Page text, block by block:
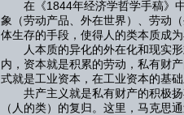
在《1844年经济学哲学手稿》中
象（劳动产品、外在世界）、劳
体生存的手段，使得人的类本质成
人本质的异化的外在化和现实形
内，资本就是积累的劳动，私有财
式就是工业资本，在工业资本的基
共产主义就是私有财产的积极扬
（人的类）的复归。这里，马克思